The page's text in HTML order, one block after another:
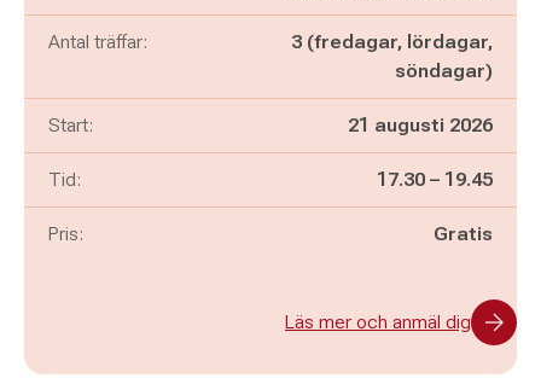
Antal träffar:
3 (fredagar, lördagar,
söndagar)
Start: 21 augusti 2026
Tid: Pågår mellan
17.30 – och
19.45
Pris: Gratis
Läs mer och anmäl dig